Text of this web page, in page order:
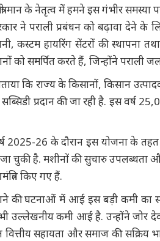
मान के नेतृत्व में हमने इस गंभीर समस्या पर
ने पराली प्रबंधन को बढ़ावा देने के
कस्टम हायरिंग सेंटरों की स्थापना
को समर्पित करते हैं, जिन्होंने
कि राज्य के किसानों, किसान
प्रदान की जा रही है. इस वर्ष
2025-26 के दौरान इस योजना
जा चुकी है. मशीनों की सुचारु
किए गए हैं.
की घटनाओं में आई इस बड़ी कमी का
उल्लेखनीय कमी आई है. उन्होंने जोर
वित्तीय सहायता और समाज की सक्रिय